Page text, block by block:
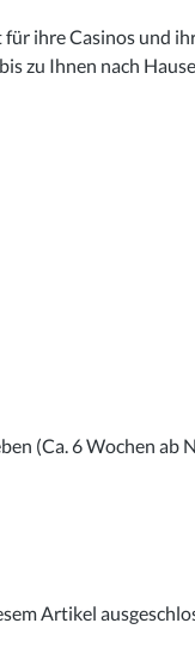
ihre Casinos
zu Ihnen nach
(Ca. 6 Wochen
Artikel